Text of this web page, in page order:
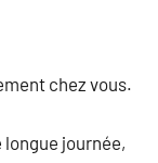
chez vous.
longue journée,